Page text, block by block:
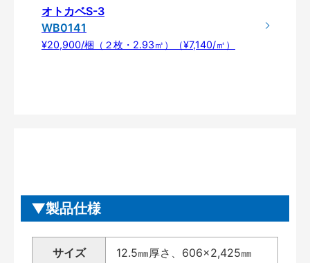
オトカベS-3
WB0141
¥20,900/梱（２枚・2.93㎡）（¥7,140/㎡）
製品仕様
サイズ 12.5㎜厚さ、606×2,425㎜